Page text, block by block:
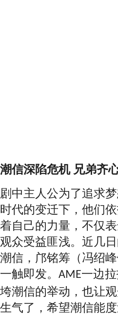
潮信深陷危机 兄弟齐
剧中主人公为了追求
时代的变迁下，他们
着自己的力量，不仅
观众受益匪浅。近几
潮信，邝铭筹（冯绍
一触即发。 AME一边
垮潮信的举动，也让
生气了，希望潮信能